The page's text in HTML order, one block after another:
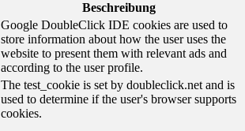
Beschreibung
Google DoubleClick IDE cookies are used to
store information about how the user uses the
website to present them with relevant ads and
according to the user profile.
The test_cookie is set by doubleclick.net and is
used to determine if the user's browser supports
cookies.